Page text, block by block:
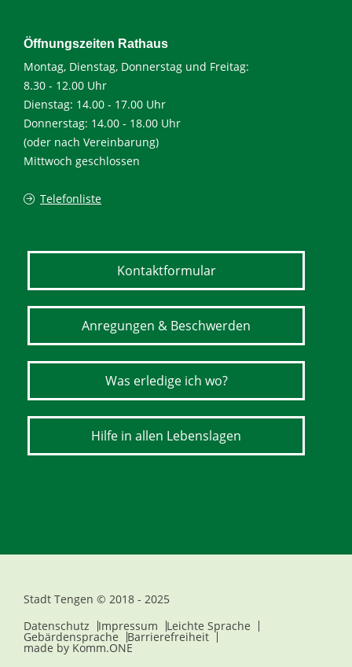
Öffnungszeiten Rathaus
Montag, Dienstag, Donnerstag und Freitag:
8.30 - 12.00 Uhr
Dienstag: 14.00 - 17.00 Uhr
Donnerstag: 14.00 - 18.00 Uhr
(oder nach Vereinbarung)
Mittwoch geschlossen
Telefonliste
Kontaktformular
Anregungen & Beschwerden
Was erledige ich wo?
Hilfe in allen Lebenslagen
Stadt Tengen © 2018 - 2025
Datenschutz
Impressum Leichte Sprache
Gebärdensprache Barrierefreiheit
made by Komm.ONE